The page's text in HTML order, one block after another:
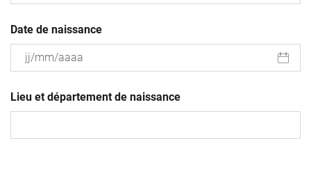
Date de naissance
slash
MM
Lieu et département de naissance